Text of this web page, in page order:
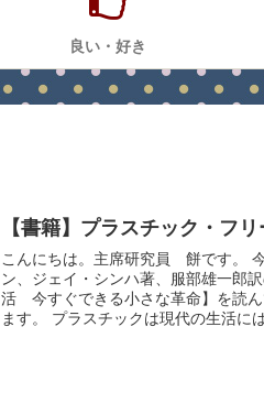
良い・好き
【書籍】プラスチック・フ
こんにちは。主席研究員 餅です。
ン、ジェイ・シンハ著、服部雄一郎
活 今すぐできる小さな革命】を読
ます。 プラスチックは現代の生活に